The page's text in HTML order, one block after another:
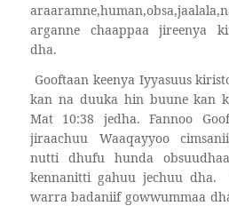
arganne chaappaa jireenya
dha.
Gooftaan keenya Iyyasuus
kan na duuka hin buune kan
Mat 10:38 jedha. Fannoo
jiraachuu Waaqayyoo
nutti dhufu hunda
kennanitti gahuu jechuu dha.
warra badaniif gowwummaa